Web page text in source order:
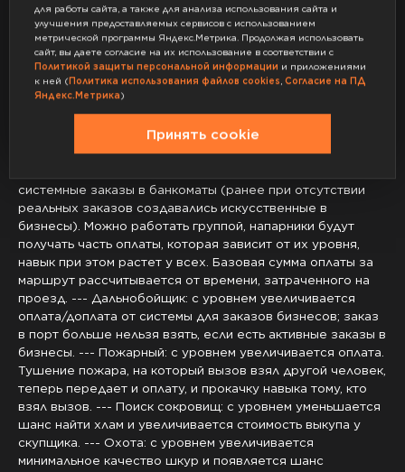
водитель(от 0% до 100% ). Базовая сумма оплаты за
маршрут рассчитывается от времени, затраченного на
проезд.--- Дайвинг : на 3 уровне открывается
возможность заниматься работой на озере Аламо-Си. На
5 уровне открывается возможность работы на
батискафе на пляже Дель
зависимости от уровня появляется системная доплата за
живые заказы и заказы от NPC, рабочий транспорт
получает тюнинг. На 5 уровне возможно использовать
системные заказы в банкоматы (ранее при отсутствии
реальных заказов создавались искусственные в
бизнесы). Можно работать группой, напарники будут
получать часть оплаты, которая зависит от их уровня,
навык при этом растет у всех. Базовая сумма оплаты за
маршрут рассчитывается от времени, затраченного на
проезд. --- Дальнобойщик: с уровнем увеличивается
оплата/доплата от системы для заказов бизнесов; заказ
в порт больше нельзя взять, если есть активные заказы в
бизнесы. --- Пожарный: с уровнем увеличивается оплата.
Тушение пожара, на который вызов взял другой человек,
теперь передает и оплату, и прокачку навыка тому, кто
взял вызов. --- Поиск сокровищ: с уровнем уменьшается
шанс найти хлам и увеличивается стоимость выкупа у
скупщика. --- Охота: с уровнем увеличивается
минимальное качество шкур и появляется шанс
для работы сайта, а также для анализа использования сайта и
улучшения предоставляемых сервисов с использованием
метрической программы Яндекс.Метрика. Продолжая использовать
сайт, вы даете согласие на их использование в соответствии с
Политикой защиты персональной информации и приложениями
к ней (Политика использования файлов cookies ,Согласие на ПД
Яндекс.Метрика)
Принять cookie